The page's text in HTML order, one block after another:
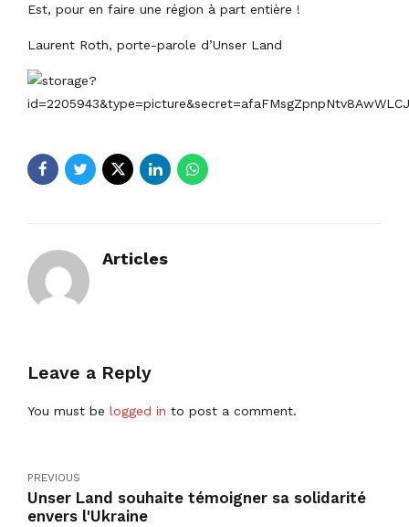
Est, pour en faire une région à part entière !
Laurent Roth, porte-parole d’Unser Land
Articles
Leave a Reply
You must be logged in to post a comment.
PREVIOUS
Unser Land souhaite témoigner sa solidarité
envers l'Ukraine